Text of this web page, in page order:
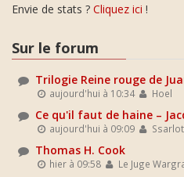
Envie de stats ? Cliquez ici !
Sur le forum
Trilogie Reine rouge de
aujourd'hui à 10:34 Hoel
Ce qu'il faut de haine –
aujourd'hui à 09:09
Thomas H. Cook
hier à 09:58 Le Juge